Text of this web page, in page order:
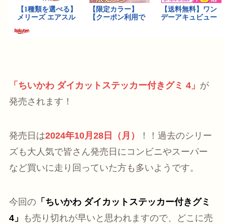
「ちいかわ ダイカットステッカー付きグミ 4」 が
発売されます！
発売日は2024年10月28日（月）
！！過去のシリー
ズも大人気で皆さん発売日にコンビニやスーパー
など買いに走り回っていた方も多いようです。
今回の「ちいかわ ダイカットステッカー付きグミ
4」
も売り切れが早いと思われますので、どこに売